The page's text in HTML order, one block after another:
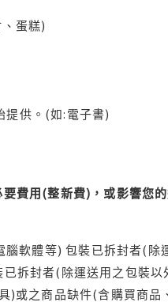
蛋糕)
提供。(如:電子書)
費用(整新費)，或影響您
軟體等) 包裝已拆封者(除
拆封者(除運送用之包裝以
或之商品缺件(含購買商品